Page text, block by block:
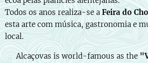
Todos os anos realiza-se aFeira do
esta arte com música, gastronomia e
local.
🇬🇧 Alcaçovas is world-famous as the